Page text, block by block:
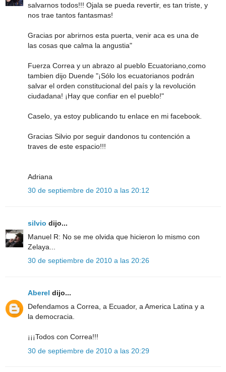
salvarnos todos!!! Ojala se pueda revertir, es tan triste, y
nos trae tantos fantasmas!
Gracias por abrirnos esta puerta, venir aca es una de
las cosas que calma la angustia"
Fuerza Correa y un abrazo al pueblo Ecuatoriano,como
tambien dijo Duende "¡Sólo los ecuatorianos podrán
salvar el orden constitucional del país y la revolución
ciudadana! ¡Hay que confiar en el pueblo!"
Caselo, ya estoy publicando tu enlace en mi facebook.
Gracias Silvio por seguir dandonos tu contención a
traves de este espacio!!!
Adriana
30 de septiembre de 2010 a las 20:12
silvio dijo...
Manuel R: No se me olvida que hicieron lo mismo con
Zelaya...
30 de septiembre de 2010 a las 20:26
Aberel dijo...
Defendamos a Correa, a Ecuador, a America Latina y a
la democracia.
¡¡¡Todos con Correa!!!
30 de septiembre de 2010 a las 20:29